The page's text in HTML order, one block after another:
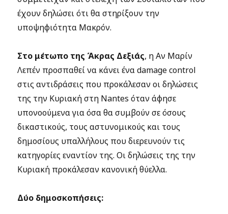
έχουν δηλώσει ότι θα στηρίξουν την
υποψηφιότητα Μακρόν.
Στο μέτωπο της Άκρας Δεξιάς, η Αν Μαρίν
Λεπέν προσπαθεί να κάνει ένα damage control
στις αντιδράσεις που προκάλεσαν οι δηλώσεις
της την Κυριακή στη Nantes όταν άφησε
υπονοούμενα για όσα θα συμβούν σε όσους
δικαστικούς, τους αστυνομικούς και τους
δημοσίους υπαλλήλους που διερευνούν τις
κατηγορίες εναντίον της. Οι δηλώσεις της την
Κυριακή προκάλεσαν κανονική θύελλα.
Δύο δημοσκοπήσεις: